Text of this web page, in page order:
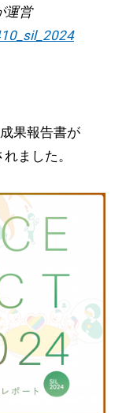
運営
果報告書が
ました。